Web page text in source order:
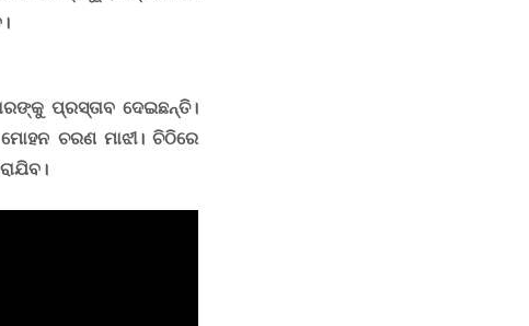
ପ୍ରସ୍ତାବ ଦେଇଛନ୍ତି।
ଚରଣ ମାଝୀ। ଚିଠିରେ
।